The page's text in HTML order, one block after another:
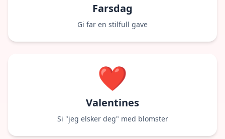
Farsdag
Gi far en stilfull gave
❤️
Valentines
Si "jeg elsker deg" med blomster